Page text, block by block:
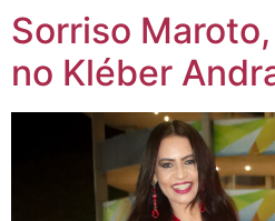
Sorriso
no Kléber